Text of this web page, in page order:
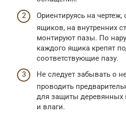
Ориентируясь на
ящиков, на внутренних
монтируют пазы. По
каждого ящика крепят
соответствующие пазу.
Не следует забывать о
проводить
для защиты деревянных
и влаги.